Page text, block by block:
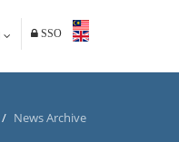
SSO
/ News Archive